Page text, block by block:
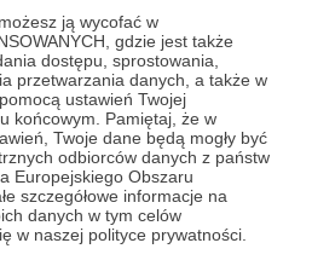
ją wycofać w
gdzie jest także
dostępu, sprostowania,
przetwarzania danych, a także w
ustawień Twojej
końcowym. Pamiętaj, że w
Twoje dane będą mogły być
odbiorców danych z państw
Europejskiego Obszaru
szczegółowe informacje na
danych w tym celów
w naszej polityce prywatności.
Poczytalny
profil autora